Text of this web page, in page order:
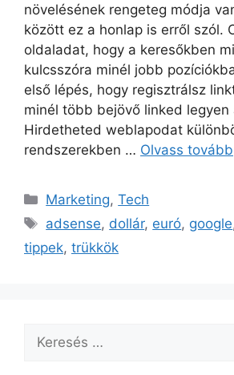
növelésének rengeteg módja
között ez a honlap is erről szól.
oldaladat, hogy a keresőkben
kulcsszóra minél jobb
első lépés, hogy regisztrálsz
minél több bejövő linked legyen
Hirdetheted weblapodat
rendszerekben … Olvass tovább
Kategória
Marketing,Tech
Címkék
adsense, dollár, euró, google
tippek, trükkök
Keresés: